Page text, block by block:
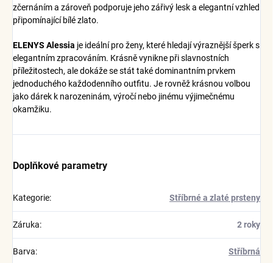
zčernáním a zároveň podporuje jeho zářivý lesk a elegantní vzhled
připomínající bílé zlato.
ELENYS Alessia je ideální pro ženy, které hledají výraznější šperk s
elegantním zpracováním. Krásně vynikne při slavnostních
příležitostech, ale dokáže se stát také dominantním prvkem
jednoduchého každodenního outfitu. Je rovněž krásnou volbou
jako dárek k narozeninám, výročí nebo jinému výjimečnému
okamžiku.
Doplňkové parametry
Kategorie: Stříbrné a zlaté prsteny
Záruka: 2 roky
Barva: Stříbrná